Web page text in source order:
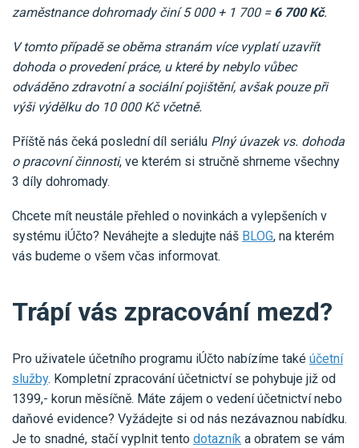
zaměstnance dohromady činí 5 000 + 1 700 = 6 700 Kč.
V tomto případě se oběma stranám více vyplatí uzavřít
dohoda o provedení práce, u které by nebylo vůbec
odváděno zdravotní a sociální pojištění, avšak pouze při
výši výdělku do 10 000 Kč včetně.
Příště nás čeká poslední díl seriálu Plný úvazek vs. dohoda
o pracovní činnosti, ve kterém si stručně shrneme všechny
3 díly dohromady.
Chcete mít neustále přehled o novinkách a vylepšeních v
systému iÚčto? Neváhejte a sledujte náš BLOG, na kterém
vás budeme o všem včas informovat.
Trápí vás zpracování mezd?
Pro uživatele účetního programu iÚčto nabízíme také účetní
služby. Kompletní zpracování účetnictví se pohybuje již od
1399,- korun měsíčně. Máte zájem o vedení účetnictví nebo
daňové evidence? Vyžádejte si od nás nezávaznou nabídku.
Je to snadné, stačí vyplnit tento dotazník a obratem se vám